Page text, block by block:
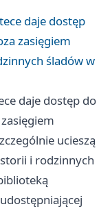
daje dostęp
zasięgiem
śladów w
daje dostęp do
ucieszą
i rodzinnych